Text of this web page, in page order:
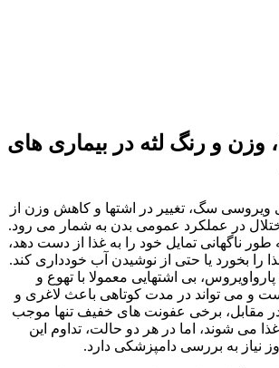
وزن و رنگ لثه در بیماری‌ های
ویروسی سگ، تغییر در اشتها و کاهش وزن از
در عملکرد عمومی بدن به شمار می‌ رود.
ناگهانی تمایل خود را به غذا از دست دهد،
را بخورد یا حتی از نوشیدن آب خودداری کند.
بی‌ اشتهایی معمولا با تهوع و
و می‌ تواند در مدت کوتاهی باعث لاغری و
مقابل، برخی عفونت‌ های خفیف تنها موجب
می‌ شوند، اما در هر دو حالت، تداوم این
نیاز به بررسی دامپزشکی دارد.